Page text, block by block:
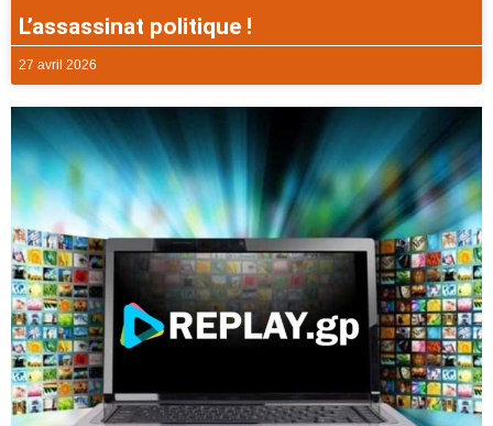
L’assassinat politique !
27 avril 2026